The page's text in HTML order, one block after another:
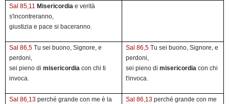
Sal 85,11 Misericordia e verità
s'incontreranno,
giustizia e pace si baceranno.
Sal 86,5 Tu sei buono, Signore, e
perdoni,
sei pieno di misericordia con chi ti
invoca.
Sal 86,5 Tu sei buono, Signore, e
perdoni,
sei pieno di misericordia con chi
t'invoca.
Sal 86,13 perché grande con me è la
Sal 86,13 perché grande con me